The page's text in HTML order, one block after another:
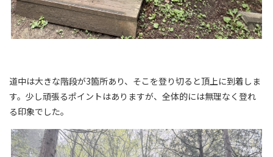
道中は大きな階段が3箇所あり、そこを登り切ると頂上に到着しま
す。少し頑張るポイントはありますが、全体的には無理なく登れ
る印象でした。